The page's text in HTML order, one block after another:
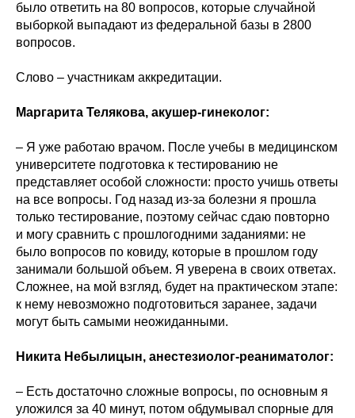
было ответить на 80 вопросов, которые случайной
выборкой выпадают из федеральной базы в 2800
вопросов.
Слово – участникам аккредитации.
Маргарита Телякова, акушер-гинеколог:
– Я уже работаю врачом. После учебы в медицинском
университете подготовка к тестированию не
представляет особой сложности: просто учишь ответы
на все вопросы. Год назад из-за болезни я прошла
только тестирование, поэтому сейчас сдаю повторно
и могу сравнить с прошлогодними заданиями: не
было вопросов по ковиду, которые в прошлом году
занимали большой объем. Я уверена в своих ответах.
Сложнее, на мой взгляд, будет на практическом этапе:
к нему невозможно подготовиться заранее, задачи
могут быть самыми неожиданными.
Никита Небылицын, анестезиолог-реаниматолог:
– Есть достаточно сложные вопросы, по основным я
уложился за 40 минут, потом обдумывал спорные для